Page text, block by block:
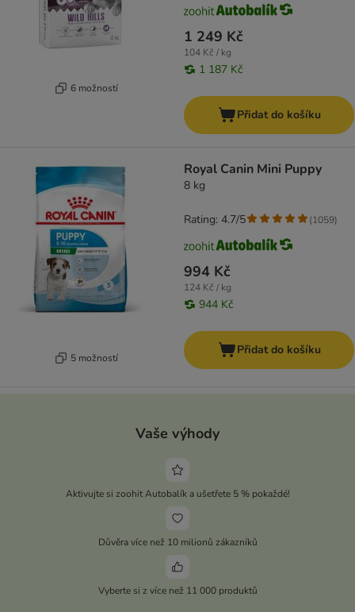
6 možností
1 249 Kč
104 Kč / kg
1 187 Kč
Přidat do košíku
5 možností
Royal Canin Mini Puppy
8 kg
994 Kč
124 Kč / kg
944 Kč
Rating: 4.7/5 (1059)
Přidat do košíku
Vaše výhody
Aktivujte si zoohit Autobalík a ušetřete 5 % pokaždé!
Důvěra více než 10 milionů zákazníků
Vyberte si z více než 11 000 produktů